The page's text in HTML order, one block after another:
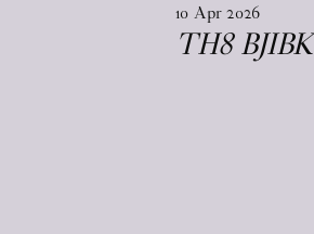
10 Apr 2026
TH8 BJIBK